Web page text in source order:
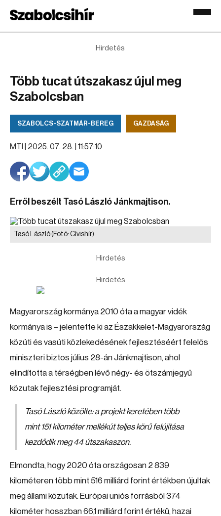
Hirdetés
Több tucat útszakasz újul meg
Szabolcsban
SZABOLCS-SZATMÁR-BEREG GAZDASÁG
MTI | 2025. 07. 28. | 11:57:10
Erről beszélt Tasó László Jánkmajtison.
Tasó László(Fotó: Cívishír)
Hirdetés
Hirdetés
Magyarország kormánya 2010 óta a magyar vidék
kormánya is – jelentette ki az Északkelet-Magyarország
közúti és vasúti közlekedésének fejlesztéséért felelős
miniszteri biztos július 28-án Jánkmajtison, ahol
elindította a térségben lévő négy- és ötszámjegyű
közutak fejlesztési programját.
Tasó László közölte: a projekt keretében több
mint 151 kilométer mellékút teljes körű felújítása
kezdődik meg 44 útszakaszon.
Elmondta, hogy 2020 óta országosan 2 839
kilométeren több mint 516 milliárd forint értékben újultak
meg állami közutak. Európai uniós forrásból 374
kilométer hosszban 66,1 milliárd forint értékű, hazai